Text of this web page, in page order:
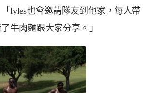
lyles也會邀請隊友到他家，每人帶
牛肉麵跟大家分享。」